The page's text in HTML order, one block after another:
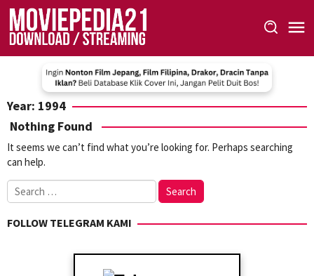
Skip
content
Year: 1994
Nothing Found
It seems we can’t find what you’re looking for. Perhaps searching
can help.
Search
for:
FOLLOW TELEGRAM KAMI